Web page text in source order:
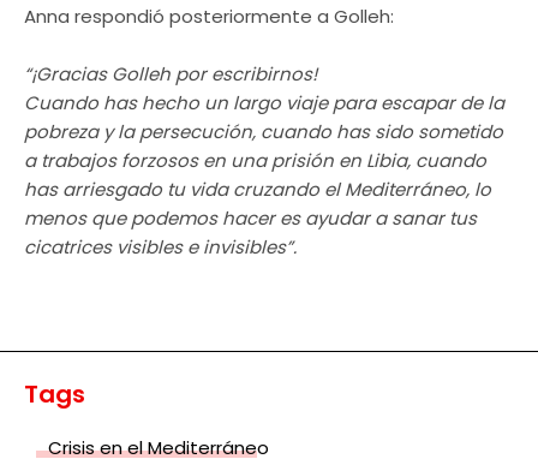
Anna respondió posteriormente a Golleh:
“¡Gracias Golleh por escribirnos!
Cuando has hecho un largo viaje para escapar de la
pobreza y la persecución, cuando has sido sometido
a trabajos forzosos en una prisión en Libia, cuando
has arriesgado tu vida cruzando el Mediterráneo, lo
menos que podemos hacer es ayudar a sanar tus
cicatrices visibles e invisibles”.
Tags
Crisis en el Mediterráneo